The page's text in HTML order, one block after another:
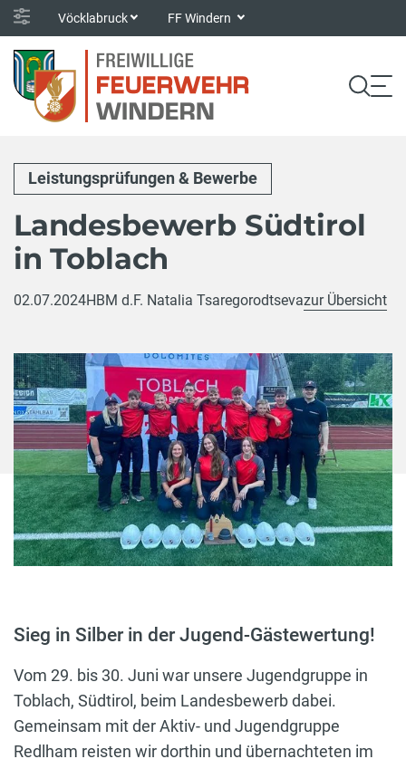
Vöcklabruck FF Windern
Leistungsprüfungen & Bewerbe
Landesbewerb Südtirol
in Toblach
02.07.2024HBM d.F. Natalia Tsaregorodtsevazur Übersicht
Sieg in Silber in der Jugend-Gästewertung!
Vom 29. bis 30. Juni war unsere Jugendgruppe in
Toblach, Südtirol, beim Landesbewerb dabei.
Gemeinsam mit der Aktiv- und Jugendgruppe
Redlham reisten wir dorthin und übernachteten im